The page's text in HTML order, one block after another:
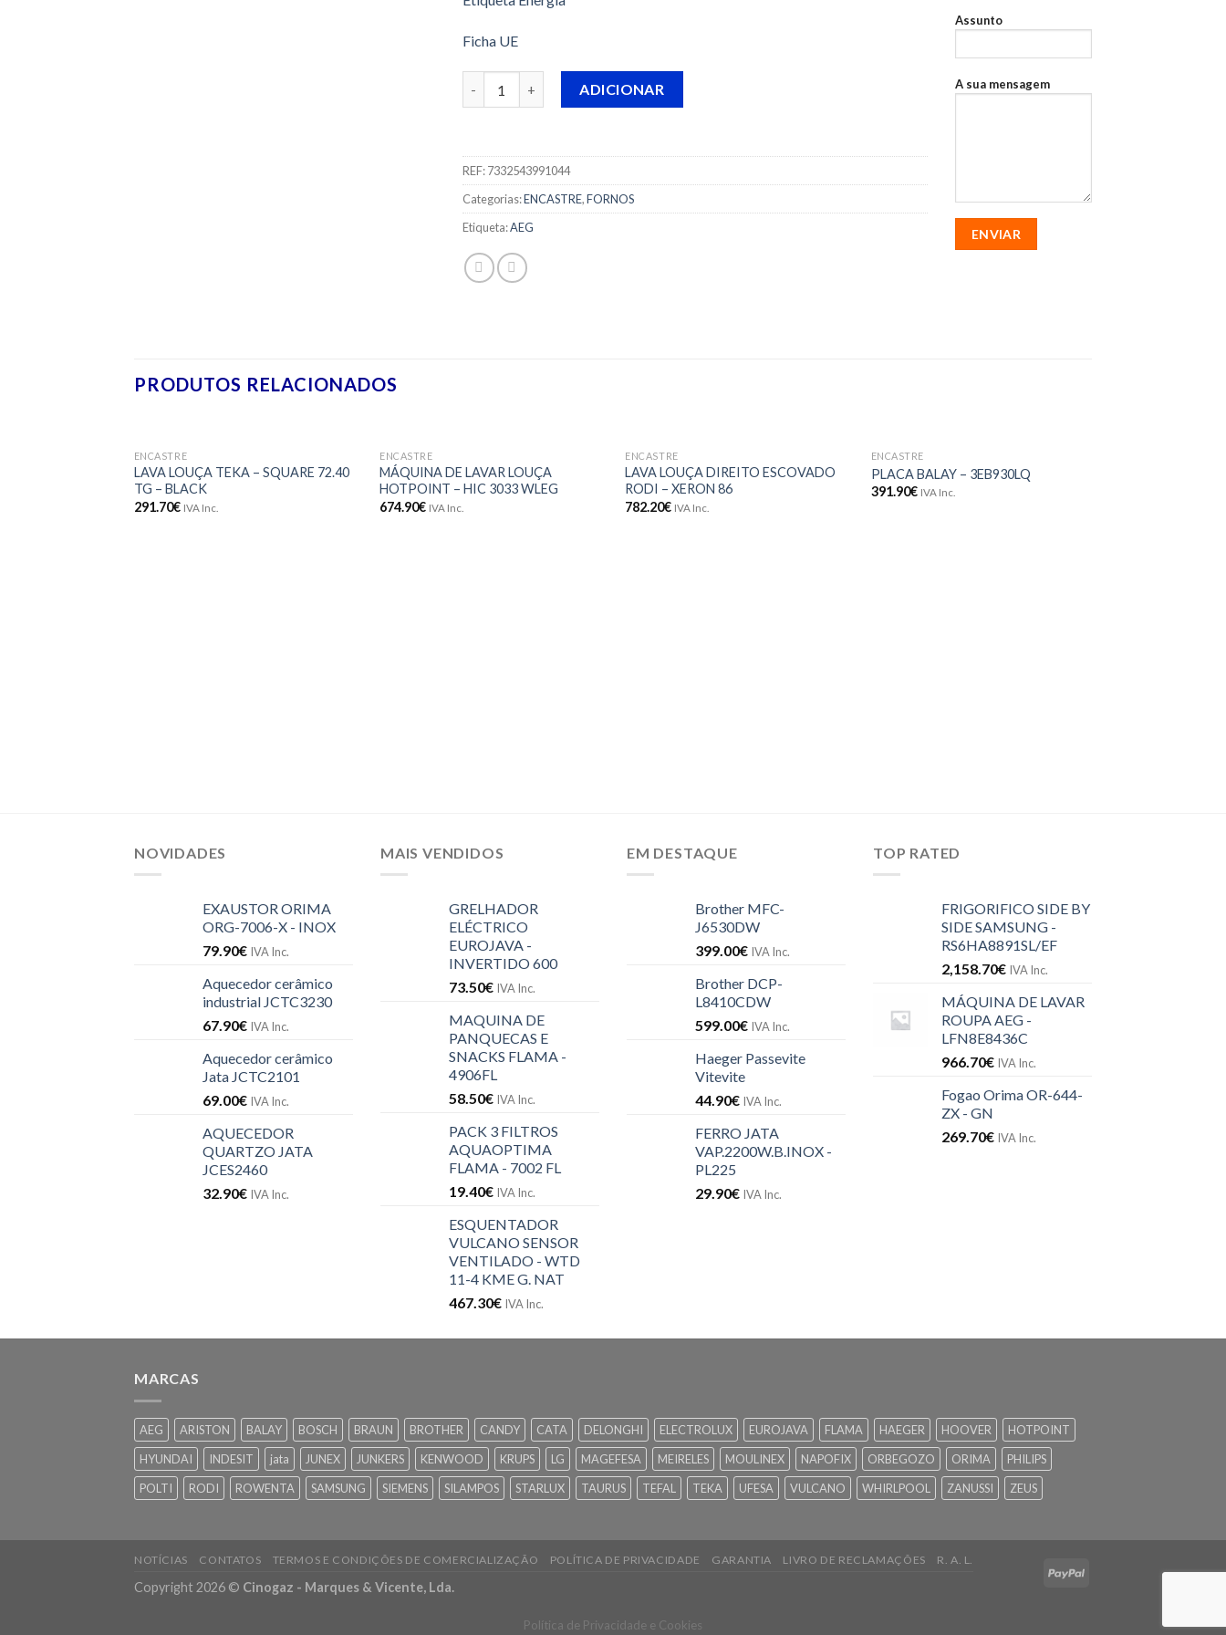
Ficha UE
ADICIONAR
REF:7332543991044
Categorias:ENCASTRE,FORNOS
Etiqueta:AEG
Assunto
A sua mensagem
PRODUTOS RELACIONADOS
Adicionar
aos meus
ENCASTRE
LAVA LOUÇA TEKA – SQUARE 72.40
TG – BLACK
291.70€ IVA Inc.
Adicionar
aos meus
desejos
ENCASTRE
MÁQUINA DE LAVAR LOUÇA
HOTPOINT – HIC 3033 WLEG
674.90€ IVA Inc.
Adicionar
aos meus
ENCASTRE
LAVA LOUÇA DIREITO ESCOVADO
RODI – XERON 86
782.20€ IVA Inc.
ENCASTRE
PLACA BALAY – 3EB930LQ
391.90€ IVA Inc.
NOVIDADES
EXAUSTOR ORIMA
ORG-7006-X - INOX
79.90€ IVA Inc.
Aquecedor cerâmico
industrial JCTC3230
67.90€ IVA Inc.
Aquecedor cerâmico
Jata JCTC2101
69.00€ IVA Inc.
AQUECEDOR
QUARTZO JATA
JCES2460
32.90€ IVA Inc.
MAIS VENDIDOS
GRELHADOR
ELÉCTRICO
EUROJAVA -
INVERTIDO 600
73.50€ IVA Inc.
MAQUINA DE
PANQUECAS E
SNACKS FLAMA -
4906FL
58.50€ IVA Inc.
PACK 3 FILTROS
AQUAOPTIMA
FLAMA - 7002 FL
19.40€ IVA Inc.
ESQUENTADOR
VULCANO SENSOR
VENTILADO - WTD
11-4 KME G. NAT
467.30€ IVA Inc.
EM DESTAQUE
Brother MFC-
J6530DW
399.00€ IVA Inc.
Brother DCP-
L8410CDW
599.00€ IVA Inc.
Haeger Passevite
Vitevite
44.90€ IVA Inc.
FERRO JATA
VAP.2200W.B.INOX -
PL225
29.90€ IVA Inc.
TOP RATED
FRIGORIFICO SIDE BY
SIDE SAMSUNG -
RS6HA8891SL/EF
2,158.70€ IVA Inc.
MÁQUINA DE LAVAR
ROUPA AEG -
LFN8E8436C
966.70€ IVA Inc.
Fogao Orima OR-644-
ZX - GN
269.70€ IVA Inc.
MARCAS
AEG ARISTON BALAY BOSCH BRAUN BROTHER CANDY CATA DELONGHI ELECTROLUX EUROJAVA FLAMA HAEGER HOOVER
HOTPOINT
HYUNDAI
INDESIT jata JUNEX JUNKERS KENWOOD KRUPS LG MAGEFESA MEIRELES MOULINEX NAPOFIX ORBEGOZO ORIMA
PHILIPS
POLTI
RODI ROWENTA SAMSUNG SIEMENS SILAMPOS STARLUX TAURUS TEFAL TEKA UFESA VULCANO WHIRLPOOL ZANUSSI ZEUS
NOTÍCIAS CONTATOS TERMOS E CONDIÇÕES DE COMERCIALIZAÇÃO POLÍTICA DE PRIVACIDADE GARANTIA LIVRO DE RECLAMAÇÕES R. A. L.
Copyright 2026 © Cinogaz - Marques & Vicente, Lda.
Política de Privacidade e Cookies